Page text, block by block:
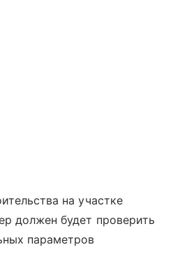
на участке
должен будет проверить
параметров